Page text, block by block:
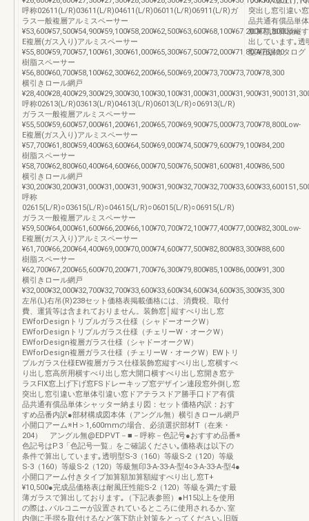
呼称02611(L/R)03611(L/R)04611(L/R)06011(L/R)06911(L/R)ガ
ラス一般複層アルミスペーサー
¥53,600¥57,500¥54,900¥59,100¥58,200¥62,500¥63,600¥68,100¥67,200¥71,800Low-
E複層(ガス入り)アルミスペーサー
¥55,800¥59,700¥57,100¥61,300¥61,000¥65,300¥67,500¥72,000¥71,800¥76,400
樹脂スペーサー
¥56,800¥60,700¥58,100¥62,300¥62,200¥66,500¥69,200¥73,700¥73,700¥78,300
横引きロール網戸
呼称02613(L/R)03613(L/R)04613(L/R)06013(L/R)○06913(L/R)
ガラス一般複層アルミスペーサー
¥55,500¥59,600¥57,000¥61,200¥61,200¥65,700¥69,900¥75,000¥73,700¥78,800Low-
E複層(ガス入り)アルミスペーサー
¥57,700¥61,800¥59,400¥63,600¥64,500¥69,000¥74,500¥79,600¥79,100¥84,200
樹脂スペーサー
¥58,700¥62,800¥60,400¥64,600¥66,000¥70,500¥76,500¥81,600¥81,400¥86,500
横引きロール網戸
呼称
02615(L/R)○03615(L/R)○04615(L/R)○06015(L/R)○06915(L/R)
ガラス一般複層アルミスペーサー
¥59,500¥64,000¥61,600¥66,200¥66,100¥70,700¥72,100¥77,400¥77,000¥82,300Low-
E複層(ガス入り)アルミスペーサー
¥61,700¥66,200¥64,400¥69,000¥70,000¥74,600¥77,500¥82,800¥83,300¥88,600
樹脂スペーサー
¥62,700¥67,200¥65,600¥70,200¥71,700¥76,300¥79,800¥85,100¥86,000¥91,300
横引きロール網戸
¥32,000¥32,000¥32,700¥32,700¥33,600¥33,600¥34,600¥34,600¥35,300¥35,300
左吊(L)右吊(R)238セット価格表掲載価格には、消費税、取付
費、運賃等は含まれておりません。装飾窓│縦すべり出し窓
EWforDesignトリプルガラス仕様（シャドーオークW）
EWforDesignトリプルガラス仕様（チェリーW・オークW）
EWforDesign複層ガラス仕様（シャドーオークW）
EWforDesign複層ガラス仕様（チェリーW・オークW）EWトリ
プルガラス仕様EW複層ガラス仕様装飾窓縦すべり出し窓横すべ
り出し窓高所用横すべり出し窓大開口横すべり出し窓開き窓テ
ラスFIX窓上げ下げ窓FSドレーキップ窓デザイン連段窓外倒し窓
突出し窓引違い窓単体引違い窓ドアテラスドア勝手口ドア有償
品共通有償品単体シャッター納まり図：セット価格内訳：おす
すめ品番内訳●部材構成図本体（アングル無）横引きロール網戸
小開口アーム※H＞1,600mmの場合、必須選択部材T（在来・
204） アングル無@EDPVT－■－呼称－色記号●おすすめ品番※
色記号はP.3「色記号一覧」をご確認ください｡価格表は以下の
条件で算出しています｡透明型S-3（160）等級S-2（120）等級
S-3（160）等級S-2（120）等級無印3-A-33-A-型4○3-A-33-A-型4●
小開口アーム付きタイプ加算額加算額縦すべり出し窓T+
¥10,500●完成品価格表は耐風圧性能S-2（120）等級を満たす最
薄ガラスで算出しております｡（下記表参照）●H15以上を使用
の際は､バルコニーが設置されているところに使用されるか､室
内側に手摺を取付けるなど落下防止対策をとってください｡旧版
突出し窓引違い
品共通有償品単
加算額加算額縦
出しています｡透
型4旧版カタログ